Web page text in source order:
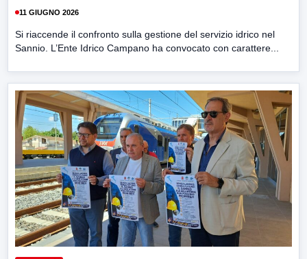
11 GIUGNO 2026
Si riaccende il confronto sulla gestione del servizio idrico nel
Sannio. L’Ente Idrico Campano ha convocato con carattere...